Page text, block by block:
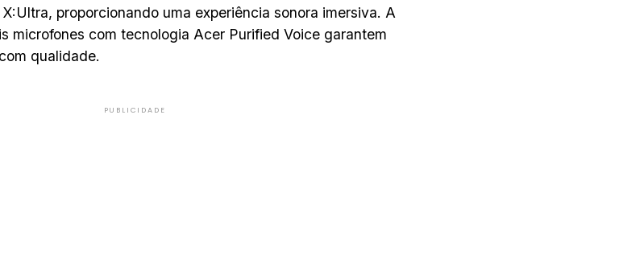
proporcionando uma experiência sonora imersiva. A
microfones com tecnologia Acer Purified Voice garantem
qualidade.
PUBLICIDADE